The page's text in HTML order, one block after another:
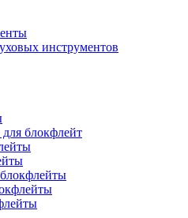
инструментов
блокфлейт